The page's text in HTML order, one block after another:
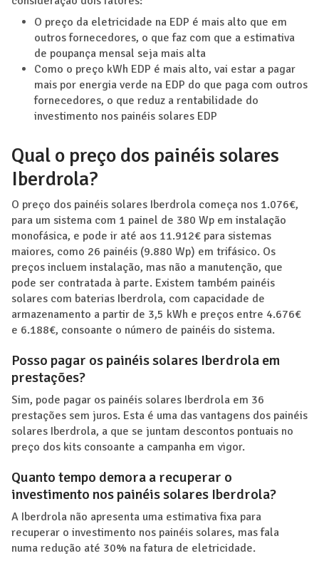
O preço da eletricidade na EDP é mais alto que em
outros fornecedores, o que faz com que a estimativa
de poupança mensal seja mais alta
Como o preço kWh EDP é mais alto, vai estar a pagar
mais por energia verde na EDP do que paga com outros
fornecedores, o que reduz a rentabilidade do
investimento nos painéis solares EDP
Qual o preço dos painéis solares
Iberdrola?
O preço dos painéis solares Iberdrola começa nos 1.076€,
para um sistema com 1 painel de 380 Wp em instalação
monofásica, e pode ir até aos 11.912€ para sistemas
maiores, como 26 painéis (9.880 Wp) em trifásico. Os
preços incluem instalação, mas não a manutenção, que
pode ser contratada à parte. Existem também painéis
solares com baterias Iberdrola, com capacidade de
armazenamento a partir de 3,5 kWh e preços entre 4.676€
e 6.188€, consoante o número de painéis do sistema.
Posso pagar os painéis solares Iberdrola em
prestações?
Sim, pode pagar os painéis solares Iberdrola em 36
prestações sem juros. Esta é uma das vantagens dos painéis
solares Iberdrola, a que se juntam descontos pontuais no
preço dos kits consoante a campanha em vigor.
Quanto tempo demora a recuperar o
investimento nos painéis solares Iberdrola?
A Iberdrola não apresenta uma estimativa fixa para
recuperar o investimento nos painéis solares, mas fala
numa redução até 30% na fatura de eletricidade.